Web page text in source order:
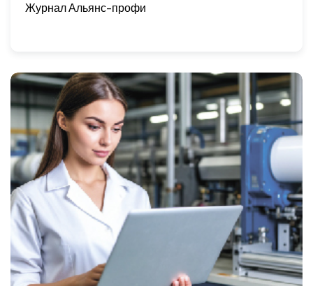
Журнал Альянс-профи